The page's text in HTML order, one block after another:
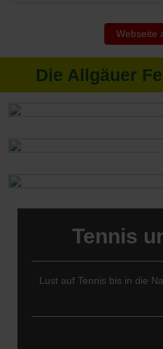
Webseite
Die Allgäuer
Tennis
Lust auf Tennis bis in die